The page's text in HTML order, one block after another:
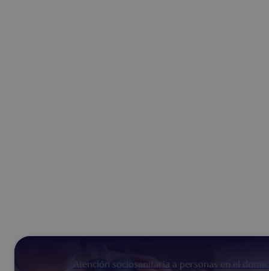
Atención sociosanitaria a personas en el